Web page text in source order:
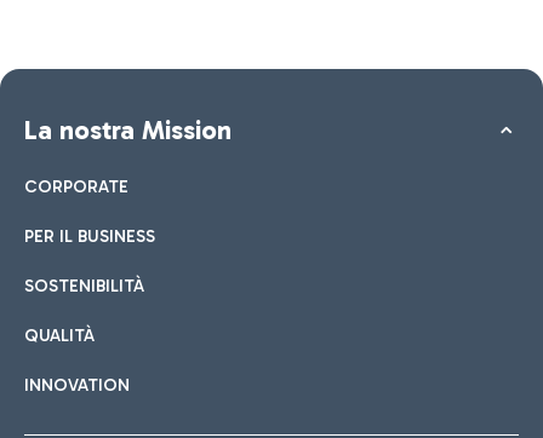
La nostra Mission
CORPORATE
PER IL BUSINESS
SOSTENIBILITÀ
QUALITÀ
INNOVATION